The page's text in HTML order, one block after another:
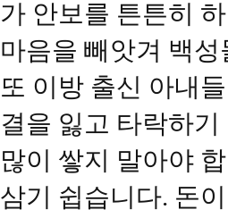
가 안보를 튼튼히
마음을 빼앗겨 백
또 이방 출신 아내
결을 잃고 타락하
많이 쌓지 말아야
삼기 쉽습니다. 돈